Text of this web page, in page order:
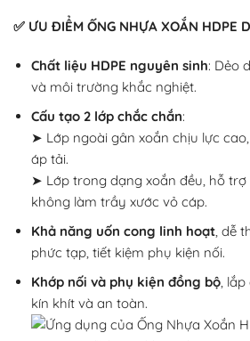
✅ ƯU ĐIỂM ỐNG NHỰA XOẮN HDPE
Chất liệu HDPE nguyên sinh: Dẻo
và môi trường khắc nghiệt.
Cấu tạo 2 lớp chắc chắn:
➤ Lớp ngoài gân xoắn chịu lực
áp tải.
➤ Lớp trong dạng xoắn đều, hỗ trợ
không làm trầy xước vỏ cáp.
Khả năng uốn cong linh hoạt, dễ
phức tạp, tiết kiệm phụ kiện nối.
Khớp nối và phụ kiện đồng bộ, lắp
kín khít và an toàn.